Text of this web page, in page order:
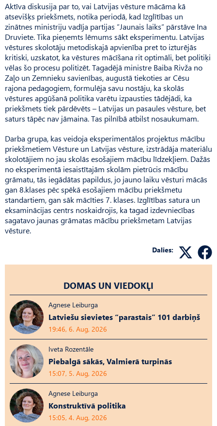
Aktīva diskusija par to, vai Latvijas vēsture mācāma kā
atsevišķs priekšmets, notika periodā, kad Izglītības un
zinātnes ministriju vadīja partijas ”Jaunais laiks” pārstāve Ina
Druviete. Tika pieņemts lēmums sākt eksperimentu. Latvijas
vēstures skolotāju metodiskajā apvienība pret to izturējās
kritiski, uzskatot, ka vēstures mācīšana rit optimāli, bet politiķi
vēlas šo procesu politizēt. Tagadējā ministre Baiba Rivža no
Zaļo un Zemnieku savienības, augustā tiekoties ar Cēsu
rajona pedagogiem, formulēja savu nostāju, ka skolās
vēstures apgūšanā politika varētu izpausties tādējādi, ka
priekšmets tiek pārdēvēts – Latvijas un pasaules vēsture, bet
saturs tāpēc nav jāmaina. Tas pilnībā atbilst nosaukumam.
Darba grupa, kas veidoja eksperimentālos projektus mācību
priekšmetiem Vēsture un Latvijas vēsture, izstrādāja materiālu
skolotājiem no jau skolās esošajiem mācību līdzekļiem. Dažās
no eksperimentā iesaistītajām skolām pietrūcis mācību
grāmatu, tās iegādātas papildus, jo jauno laiku vēsturi mācās
gan 8.klases pēc spēkā esošajiem mācību priekšmetu
standartiem, gan sāk mācīties 7. klases. Izglītības satura un
eksaminācijas centrs noskaidrojis, ka tagad izdevniecības
sagatavo jaunas grāmatas mācību priekšmetam Latvijas
vēsture.
Dalies:
DOMAS UN VIEDOKĻI
Agnese Leiburga
Latviešu sievietes “parastais” 101 darbiņš
19:46, 6. Aug, 2026
Iveta Rozentāle
Piebalgā sākās, Valmierā turpinās
15:07, 5. Aug, 2026
Agnese Leiburga
Konstruktīvā politika
15:05, 4. Aug, 2026